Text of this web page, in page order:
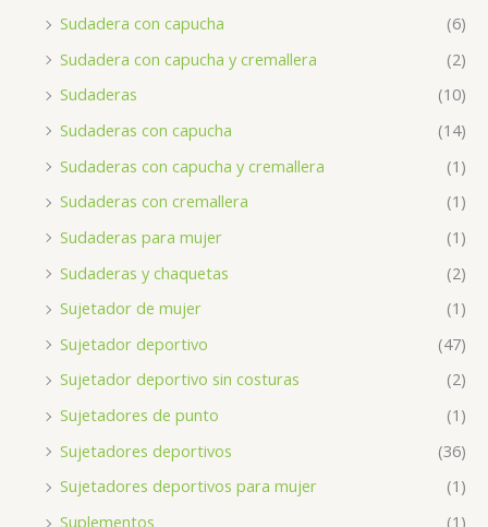
Sudadera con capucha
(6)
Sudadera con capucha y cremallera
(2)
Sudaderas
(10)
Sudaderas con capucha
(14)
Sudaderas con capucha y cremallera
(1)
Sudaderas con cremallera
(1)
Sudaderas para mujer
(1)
Sudaderas y chaquetas
(2)
Sujetador de mujer
(1)
Sujetador deportivo
(47)
Sujetador deportivo sin costuras
(2)
Sujetadores de punto
(1)
Sujetadores deportivos
(36)
Sujetadores deportivos para mujer
(1)
Suplementos
(1)